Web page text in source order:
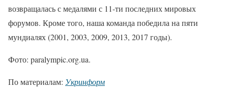
возвращалась с медалями с 11-ти последних мировых
форумов. Кроме того, наша команда победила на пяти
мундиалях (2001, 2003, 2009, 2013, 2017 годы).
Фото: paralympic.org.ua.
По материалам: Укринформ